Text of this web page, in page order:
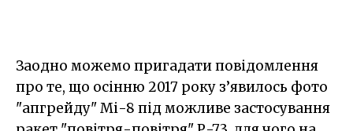
Заодно можемо пригадати повідомлення
про те, що осінню 2017 року з’явилось фото
"апгрейду" Мі-8 під можливе застосування